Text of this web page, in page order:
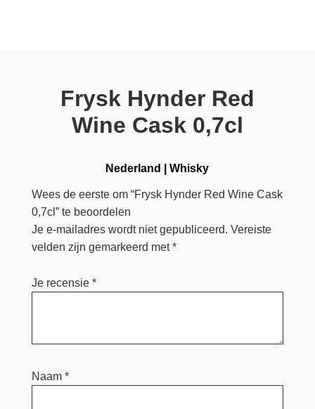
Frysk Hynder Red
Wine Cask 0,7cl
Nederland |Whisky
Wees de eerste om “Frysk Hynder Red Wine Cask
0,7cl” te beoordelen
Je e-mailadres wordt niet gepubliceerd. Vereiste
velden zijn gemarkeerd met*
Je recensie *
Naam *